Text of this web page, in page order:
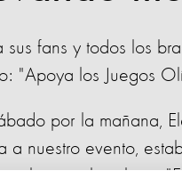
sus fans y todos los
"Apoya los Juegos
por la mañana,
a nuestro evento,
al tenista brasileño.